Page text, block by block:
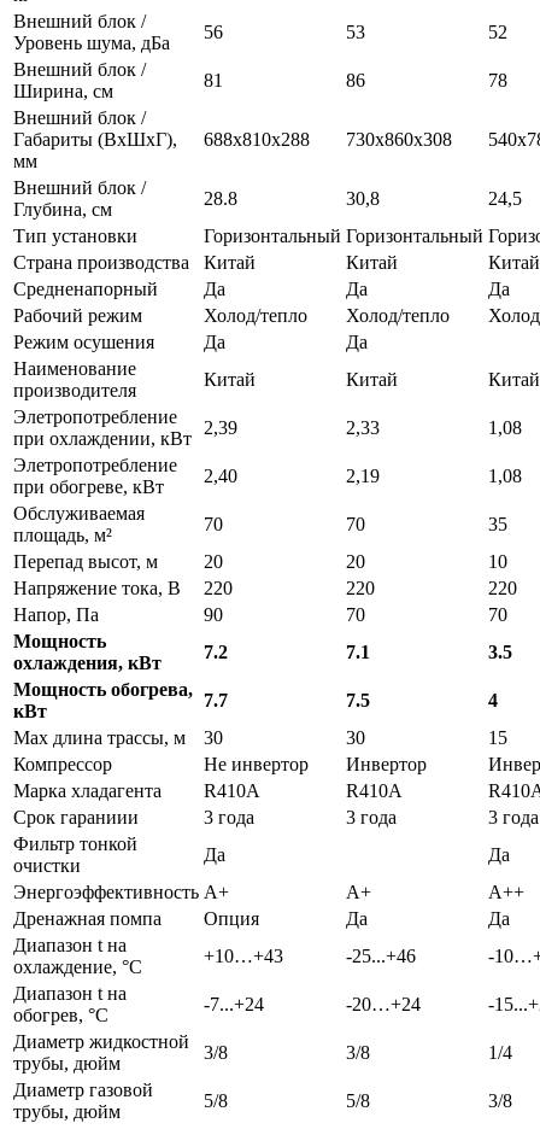
Внешний блок /
Уровень шума, дБа
56 53
52
Внешний блок /
Ширина, см
81 86
78
Внешний блок /
Габариты (ВхШхГ),
мм
688х810х288 730х860х308
Внешний блок /
Глубина, см
28.8 30,8
24,5
Тип установки
Горизонтальный Горизонтальный
Страна производства
Китай Китай
Китай
Средненапорный
Да Да
Да
Рабочий режим
Холод/тепло Холод/тепло
Режим осушения
Да
Да
Наименование
производителя
Китай Китай
Китай
Элетропотребление
при охлаждении, кВт
2,39 2,33
1,08
Элетропотребление
при обогреве, кВт
2,40 2,19
1,08
Обслуживаемая
площадь, м²
70 70
35
Перепад высот, м
20 20
10
Напряжение тока, В
220 220
220
Напор, Па
90 70
70
Мощность
охлаждения, кВт
7.2 7.1
3.5
Мощность обогрева,
кВт
7.7 7.5
4
Max длина трассы, м
30 30
15
Компрессор
Не инвертор Инвертор
Марка хладагента
R410A R410A
Срок гараниии
3 года 3 года
3 года
Фильтр тонкой
очистки
Да
Да
Энергоэффективность A+ A+
A++
Дренажная помпа
Опция Да
Да
Диапазон t на
охлаждение, °С
+10…+43 -25...+46
-
Диапазон t на
обогрев, °С
-7...+24 -20…+24
-
Диаметр жидкостной
трубы, дюйм
3/8 3/8
1/4
Диаметр газовой
трубы, дюйм
5/8 5/8 3/8